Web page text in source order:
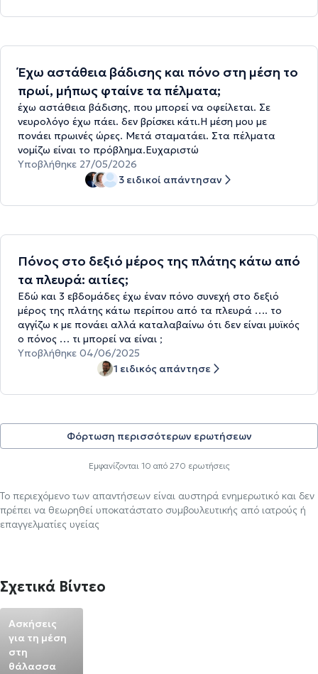
Έχω αστάθεια βάδισης και πόνο στη μέση το
πρωί, μήπως φταίνε τα πέλματα;
έχω αστάθεια βάδισης, που μπορεί να οφείλεται. Σε
νευρολόγο έχω πάει. δεν βρίσκει κάτι.Η μέση μου με
πονάει πρωινές ώρες. Μετά σταματάει. Στα πέλματα
νομίζω είναι το πρόβλημα.Ευχαριστώ
Υποβλήθηκε 27/05/2026
3 ειδικοί απάντησαν
Πόνος στο δεξιό μέρος της πλάτης κάτω από
τα πλευρά: αιτίες;
Εδώ και 3 εβδομάδες έχω έναν πόνο συνεχή στο δεξιό
μέρος της πλάτης κάτω περίπου από τα πλευρά …. το
αγγίζω κ με πονάει αλλά καταλαβαίνω ότι δεν είναι μυϊκός
ο πόνος … τι μπορεί να είναι ;
Υποβλήθηκε 04/06/2025
1 ειδικός απάντησε
Φόρτωση περισσότερων ερωτήσεων
Εμφανίζονται 10 από 270 ερωτήσεις
Το περιεχόμενο των απαντήσεων είναι αυστηρά ενημερωτικό και δεν
πρέπει να θεωρηθεί υποκατάστατο συμβουλευτικής από ιατρούς ή
επαγγελματίες υγείας
Σχετικά Βίντεο
Ασκήσεις
για τη μέση
στη
θάλασσα